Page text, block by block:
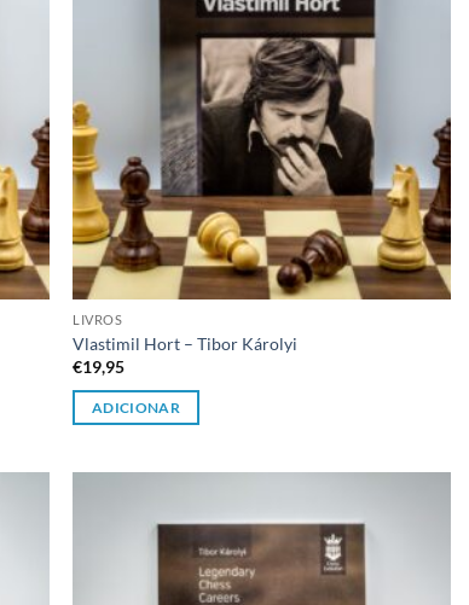
LIVROS
Vlastimil Hort – Tibor Károlyi
€19,95
ADICIONAR